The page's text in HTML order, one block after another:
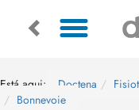
Está aqui: Doctena
Bonnevoie